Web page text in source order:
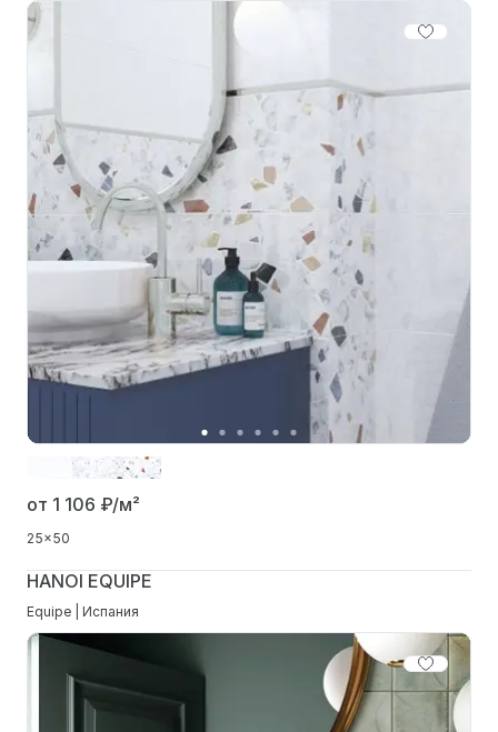
от 1 106 ₽/м²
25x50
HANOI EQUIPE
Equipe | Испания